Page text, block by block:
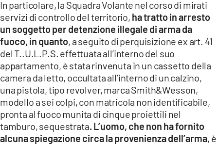
In particolare, la Squadra Volante nel corso di mirati
servizi di controllo del territorio, ha tratto in arresto
un soggetto per detenzione illegale di arma da
fuoco, in quanto, a seguito di perquisizione ex art. 41
del T..U.L.P.S. effettuata all’interno del suo
appartamento, è stata rinvenuta in un cassetto della
camera da letto, occultata all’interno di un calzino,
una pistola, tipo revolver, marca Smith&Wesson,
modello a sei colpi, con matricola non identificabile,
pronta al fuoco munita di cinque proiettili nel
tamburo, sequestrata. L’uomo, che non ha fornito
alcuna spiegazione circa la provenienza dell’arma, è